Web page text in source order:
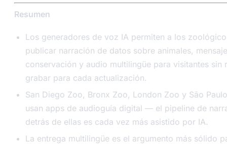
Resumen
Los generadores de voz IA permiten a los
publicar narración de datos sobre animales,
conservación y audio multilingüe para visitantes sin
grabar para cada actualización.
San Diego Zoo, Bronx Zoo, London Zoo y São
usan apps de audioguía digital — el pipeline de
detrás de ellas es cada vez más asistido por IA.
La entrega multilingüe es el argumento más sólido